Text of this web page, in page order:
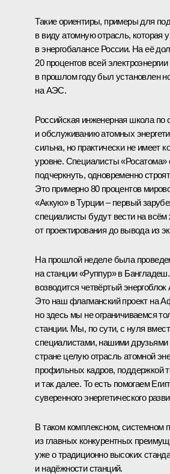
Такие ориентиры, примеры для
в виду атомную отрасль, которая
в энергобалансе России. На её
20 процентов всей
в прошлом году был установлен
на АЭС.
Российская инженерная школа по
и обслуживанию атомных
сильна, но практически не имеет
уровне. Специалисты «Росатома»
подчеркнуть, одновременно
Это примерно 80 процентов
«Аккую» в Турции – первый
специалисты будут вести на
от проектирования до вывода из
На прошлой неделе была
на станции «Руппур» в
возводится четвёртый
Это наш флагманский проект на
но здесь мы не ограничиваемся
станции. Мы, по сути, с нуля
специалистами, нашими друзьями
стране целую отрасль атомной
профильных кадров, поддержкой
и так далее. То есть помогаем
суверенного энергетического
В таком комплексном, системном
из главных конкурентных
уже о традиционно высоких
и надёжности станций.